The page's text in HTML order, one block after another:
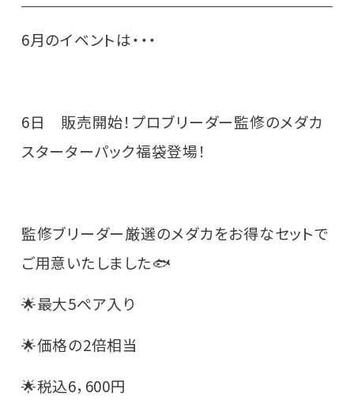
6月のイベントは・・・
6日 販売開始！プロブリーダー監修のメダカ
スターターパック福袋登場！
監修ブリーダー厳選のメダカをお得なセットで
ご用意いたしました🐟
🌟最大5ペア入り
🌟価格の2倍相当
🌟税込6，600円